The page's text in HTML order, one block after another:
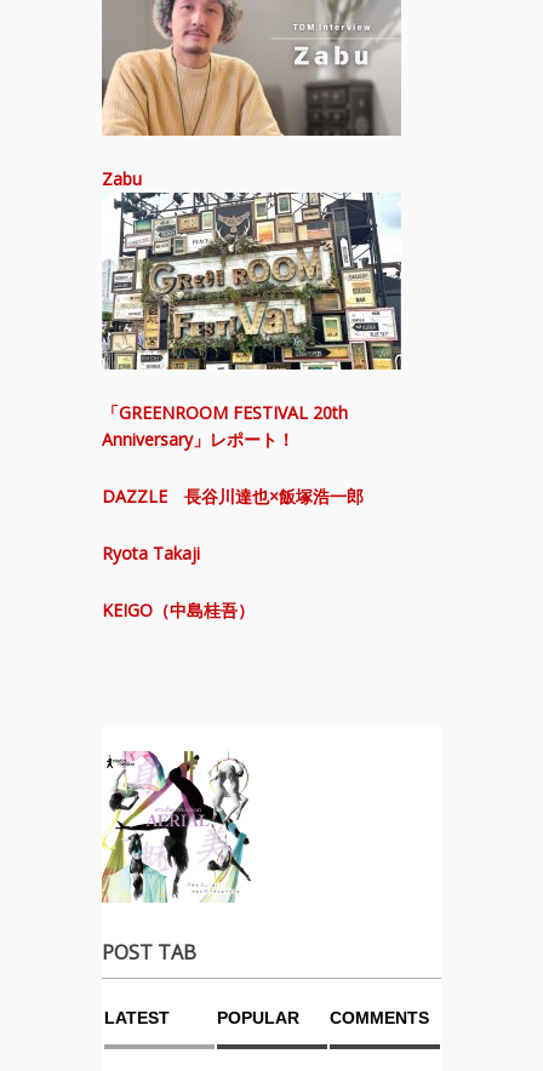
Zabu
「GREENROOM FESTIVAL 20th
Anniversary」レポート！
DAZZLE 長谷川達也×飯塚浩一郎
Ryota Takaji
KEIGO（中島桂吾）
POST TAB
LATEST POPULAR COMMENTS